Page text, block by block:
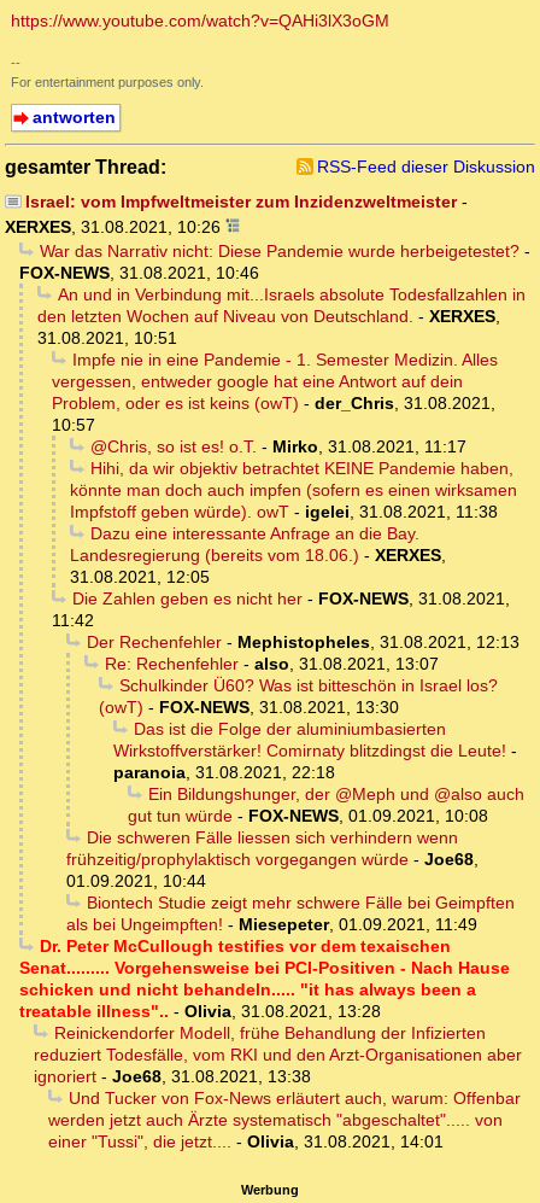
https://www.youtube.com/watch?v=QAHi3lX3oGM
--
For entertainment purposes only.
antworten
gesamter Thread:
RSS-Feed dieser Diskussion
Israel: vom Impfweltmeister zum Inzidenzweltmeister-
XERXES, 31.08.2021, 10:26
War das Narrativ nicht: Diese Pandemie wurde herbeigetestet?-
FOX-NEWS, 31.08.2021, 10:46
An und in Verbindung mit...Israels absolute Todesfallzahlen in
den letzten Wochen auf Niveau von Deutschland. - XERXES,
31.08.2021, 10:51
Impfe nie in eine Pandemie - 1. Semester Medizin. Alles
vergessen, entweder google hat eine Antwort auf dein
Problem, oder es ist keins (owT) - der_Chris, 31.08.2021,
10:57
@Chris, so ist es! o.T. - Mirko, 31.08.2021, 11:17
Hihi, da wir objektiv betrachtet KEINE Pandemie haben,
könnte man doch auch impfen (sofern es einen wirksamen
Impfstoff geben würde). owT - igelei, 31.08.2021, 11:38
Dazu eine interessante Anfrage an die Bay.
Landesregierung (bereits vom 18.06.) - XERXES,
31.08.2021, 12:05
Die Zahlen geben es nicht her- FOX-NEWS, 31.08.2021,
11:42
Der Rechenfehler- Mephistopheles, 31.08.2021, 12:13
Re: Rechenfehler- also, 31.08.2021, 13:07
Schulkinder Ü60? Was ist bitteschön in Israel los?
(owT) - FOX-NEWS, 31.08.2021, 13:30
Das ist die Folge der aluminiumbasierten
Wirkstoffverstärker! Comirnaty blitzdingst die Leute! -
paranoia, 31.08.2021, 22:18
Ein Bildungshunger, der @Meph und @also auch
gut tun würde - FOX-NEWS, 01.09.2021, 10:08
Die schweren Fälle liessen sich verhindern wenn
frühzeitig/prophylaktisch vorgegangen würde - Joe68,
01.09.2021, 10:44
Biontech Studie zeigt mehr schwere Fälle bei Geimpften
als bei Ungeimpften! - Miesepeter, 01.09.2021, 11:49
Dr. Peter McCullough testifies vor dem texaischen
Senat......... Vorgehensweise bei PCI-Positiven - Nach Hause
schicken und nicht behandeln..... "it has always been a
treatable illness".. - Olivia, 31.08.2021, 13:28
Reinickendorfer Modell, frühe Behandlung der Infizierten
reduziert Todesfälle, vom RKI und den Arzt-Organisationen aber
ignoriert - Joe68, 31.08.2021, 13:38
Und Tucker von Fox-News erläutert auch, warum: Offenbar
werden jetzt auch Ärzte systematisch "abgeschaltet"..... von
einer "Tussi", die jetzt.... - Olivia, 31.08.2021, 14:01
Werbung